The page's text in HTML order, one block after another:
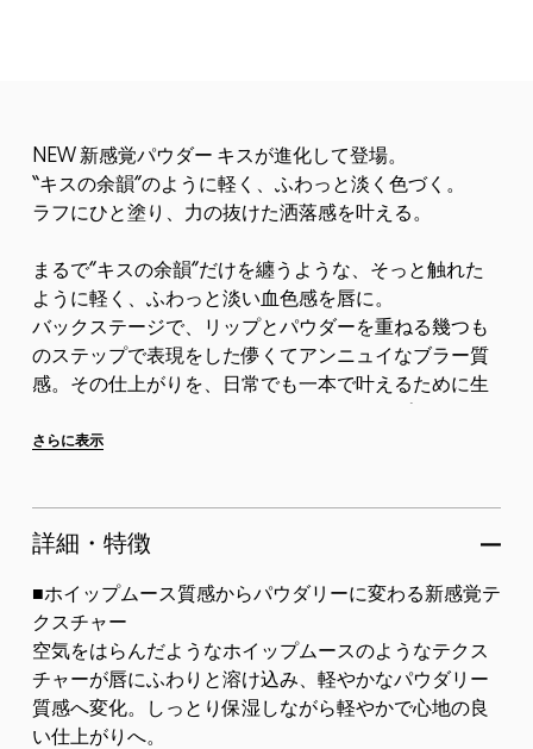
NEW 新感覚パウダー キスが進化して登場。
“キスの余韻”のように軽く、ふわっと淡く色づく。
ラフにひと塗り、力の抜けた洒落感を叶える。
まるで”キスの余韻”だけを纏うような、そっと触れた
ように軽く、ふわっと淡い血色感を唇に。
バックステージで、リップとパウダーを重ねる幾つも
のステップで表現をした儚くてアンニュイなブラー質
感。その仕上がりを、日常でも一本で叶えるために生
ーの概念を超えた革新的...
さらに表示
詳細・特徴
■ホイップムース質感からパウダリーに変わる新感覚テ
クスチャー
空気をはらんだようなホイップムースのようなテクス
チャーが唇にふわりと溶け込み、軽やかなパウダリー
質感へ変化。しっとり保湿しながら軽やかで心地の良
い仕上がりへ。